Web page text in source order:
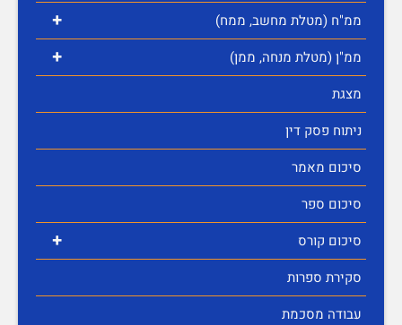
+ ממ"ח (מטלת מחשב, ממח)
+
ממ"ן (מטלת מנחה, ממן)
מצגת
ניתוח פסק דין
סיכום מאמר
סיכום ספר
+
סיכום קורס
סקירת ספרות
עבודה מסכמת